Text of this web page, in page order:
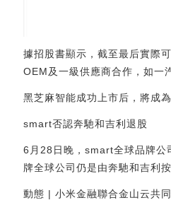
據招股書顯示，截至最后實際
OEM及一級供應商合作，如一
黑芝麻智能成功上市后，將成
smart否認奔馳和吉利退股
6月28日晚，smart全球品牌公
牌全球公司仍是由奔馳和吉利
動態 | 小米金融聯合金山云共